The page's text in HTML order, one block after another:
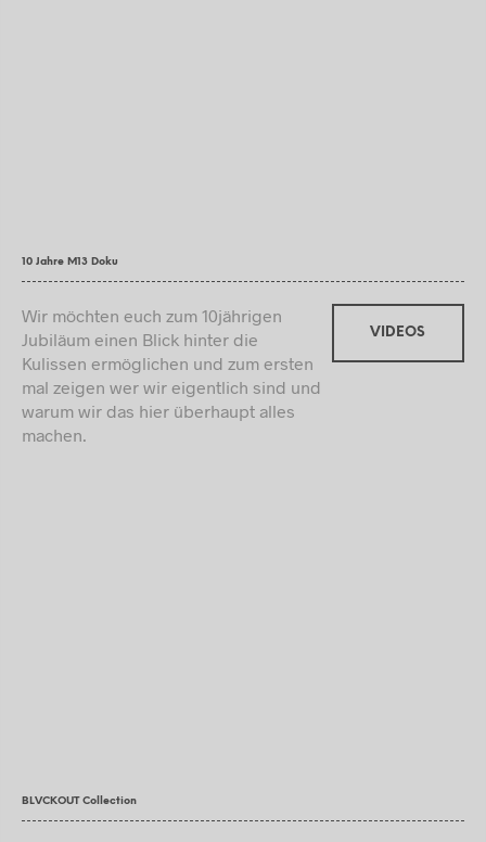
10 Jahre M13 Doku
Wir möchten euch zum 10jährigen
Jubiläum einen Blick hinter die
Kulissen ermöglichen und zum ersten
mal zeigen wer wir eigentlich sind und
warum wir das hier überhaupt alles
machen.
VIDEOS
BLVCKOUT Collection